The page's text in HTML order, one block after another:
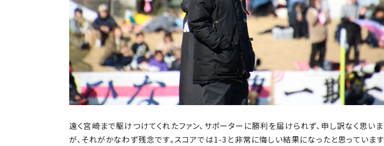
遠く宮崎まで駆けつけてくれたファン、サポーターに勝利を届けられず、申し訳なく思い
が、それがかなわず残念です。スコアでは1-3と非常に悔しい結果になったと思っています